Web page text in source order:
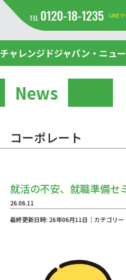
TEL 0120-18-1235 LINEで
チャレンジドジャパン・ニュ
News
コーポレート
就活の不安、就職準備セ
26.06.11
最終更新日時: 26年06月11日｜カテゴリー